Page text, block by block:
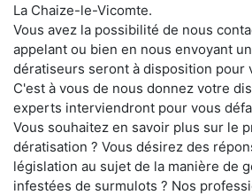
La Chaize-le-Vicomte.
Vous avez la possibilité de nous
appelant ou bien en nous envoyant
dératiseurs seront à disposition pour
C'est à vous de nous donnez votre
experts interviendront pour vous
Vous souhaitez en savoir plus sur le
dératisation ? Vous désirez des
législation au sujet de la manière de
infestées de surmulots ? Nos